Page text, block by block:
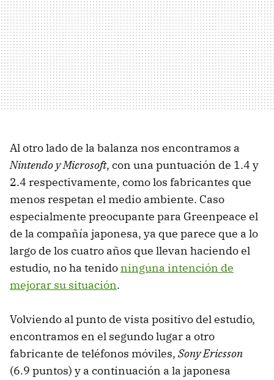
Al otro lado de la balanza nos encontramos a
Nintendo y Microsoft, con una puntuación de 1.4 y
2.4 respectivamente, como los fabricantes que
menos respetan el medio ambiente. Caso
especialmente preocupante para Greenpeace el
de la compañía japonesa, ya que parece que a lo
largo de los cuatro años que llevan haciendo el
estudio, no ha tenidoninguna intención de
mejorar su situación.
Volviendo al punto de vista positivo del estudio,
encontramos en el segundo lugar a otro
fabricante de teléfonos móviles, Sony Ericsson
(6.9 puntos) y a continuación a la japonesa